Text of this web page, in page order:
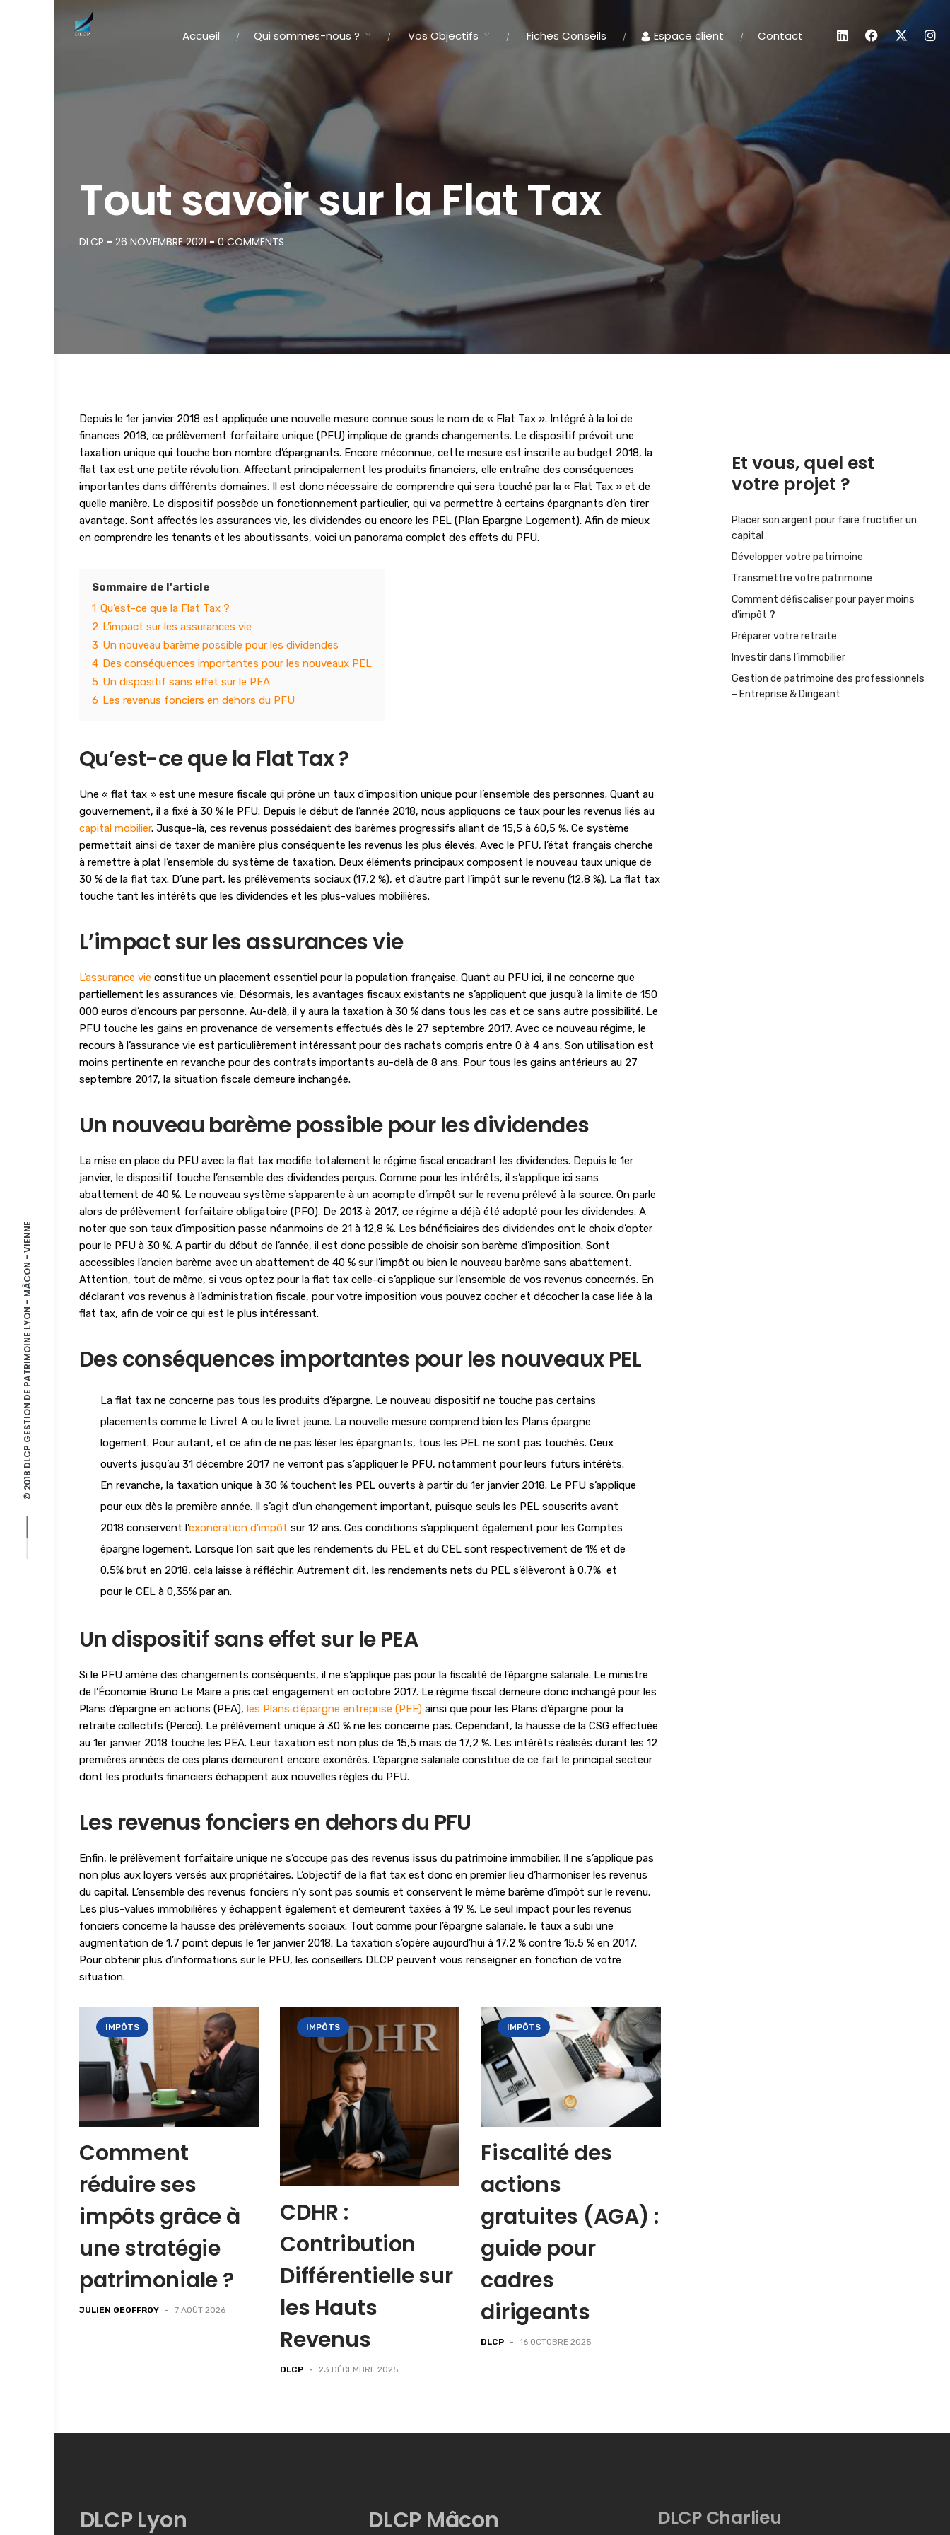
© 2018 DLCP GESTION DE PATRIMOINE LYON - MÂCON - VIENNE
Accueil Qui sommes-nous ? Vos Objectifs Fiches Conseils Espace client Contact
Tout savoir sur la Flat Tax
DLCP - 26 NOVEMBRE 2021-0 COMMENTS
Depuis le 1er janvier 2018 est appliquée une nouvelle mesure connue sous le nom de « Flat Tax ». Intégré à la loi de
finances 2018, ce prélèvement forfaitaire unique (PFU) implique de grands changements. Le dispositif prévoit une
taxation unique qui touche bon nombre d’épargnants. Encore méconnue, cette mesure est inscrite au budget 2018, la
flat tax est une petite révolution. Affectant principalement les produits financiers, elle entraîne des conséquences
importantes dans différents domaines. Il est donc nécessaire de comprendre qui sera touché par la « Flat Tax » et de
quelle manière. Le dispositif possède un fonctionnement particulier, qui va permettre à certains épargnants d’en tirer
avantage. Sont affectés les assurances vie, les dividendes ou encore les PEL (Plan Epargne Logement). Afin de mieux
en comprendre les tenants et les aboutissants, voici un panorama complet des effets du PFU.
Sommaire de l'article
1 Qu’est-ce que la Flat Tax ?
2 L’impact sur les assurances vie
3 Un nouveau barème possible pour les dividendes
4 Des conséquences importantes pour les nouveaux PEL
5 Un dispositif sans effet sur le PEA
6 Les revenus fonciers en dehors du PFU
Qu’est-ce que la Flat Tax ?
Une « flat tax » est une mesure fiscale qui prône un taux d’imposition unique pour l’ensemble des personnes. Quant au
gouvernement, il a fixé à 30 % le PFU. Depuis le début de l’année 2018, nous appliquons ce taux pour les revenus liés au
capital mobilier. Jusque-là, ces revenus possédaient des barèmes progressifs allant de 15,5 à 60,5 %. Ce système
permettait ainsi de taxer de manière plus conséquente les revenus les plus élevés. Avec le PFU, l’état français cherche
à remettre à plat l’ensemble du système de taxation. Deux éléments principaux composent le nouveau taux unique de
30 % de la flat tax. D’une part, les prélèvements sociaux (17,2 %), et d’autre part l’impôt sur le revenu (12,8 %). La flat tax
touche tant les intérêts que les dividendes et les plus-values mobilières.
L’impact sur les assurances vie
L’assurance vie constitue un placement essentiel pour la population française. Quant au PFU ici, il ne concerne que
partiellement les assurances vie. Désormais, les avantages fiscaux existants ne s’appliquent que jusqu’à la limite de 150
000 euros d’encours par personne. Au-delà, il y aura la taxation à 30 % dans tous les cas et ce sans autre possibilité. Le
PFU touche les gains en provenance de versements effectués dès le 27 septembre 2017. Avec ce nouveau régime, le
recours à l’assurance vie est particulièrement intéressant pour des rachats compris entre 0 à 4 ans. Son utilisation est
moins pertinente en revanche pour des contrats importants au-delà de 8 ans. Pour tous les gains antérieurs au 27
septembre 2017, la situation fiscale demeure inchangée.
Un nouveau barème possible pour les dividendes
La mise en place du PFU avec la flat tax modifie totalement le régime fiscal encadrant les dividendes. Depuis le 1er
janvier, le dispositif touche l’ensemble des dividendes perçus. Comme pour les intérêts, il s’applique ici sans
abattement de 40 %. Le nouveau système s’apparente à un acompte d’impôt sur le revenu prélevé à la source. On parle
alors de prélèvement forfaitaire obligatoire (PFO). De 2013 à 2017, ce régime a déjà été adopté pour les dividendes. A
noter que son taux d’imposition passe néanmoins de 21 à 12,8 %. Les bénéficiaires des dividendes ont le choix d’opter
pour le PFU à 30 %. A partir du début de l’année, il est donc possible de choisir son barème d’imposition. Sont
accessibles l’ancien barème avec un abattement de 40 % sur l’impôt ou bien le nouveau barème sans abattement.
Attention, tout de même, si vous optez pour la flat tax celle-ci s’applique sur l’ensemble de vos revenus concernés. En
déclarant vos revenus à l’administration fiscale, pour votre imposition vous pouvez cocher et décocher la case liée à la
flat tax, afin de voir ce qui est le plus intéressant.
Des conséquences importantes pour les nouveaux PEL
La flat tax ne concerne pas tous les produits d’épargne. Le nouveau dispositif ne touche pas certains
placements comme le Livret A ou le livret jeune. La nouvelle mesure comprend bien les Plans épargne
logement. Pour autant, et ce afin de ne pas léser les épargnants, tous les PEL ne sont pas touchés. Ceux
ouverts jusqu’au 31 décembre 2017 ne verront pas s’appliquer le PFU, notamment pour leurs futurs intérêts.
En revanche, la taxation unique à 30 % touchent les PEL ouverts à partir du 1er janvier 2018. Le PFU s’applique
pour eux dès la première année. Il s’agit d’un changement important, puisque seuls les PEL souscrits avant
2018 conservent l’exonération d’impôt sur 12 ans. Ces conditions s’appliquent également pour les Comptes
épargne logement. Lorsque l’on sait que les rendements du PEL et du CEL sont respectivement de 1% et de
0,5% brut en 2018, cela laisse à réfléchir. Autrement dit, les rendements nets du PEL s’élèveront à 0,7% et
pour le CEL à 0,35% par an.
Un dispositif sans effet sur le PEA
Si le PFU amène des changements conséquents, il ne s’applique pas pour la fiscalité de l’épargne salariale. Le ministre
de l’Économie Bruno Le Maire a pris cet engagement en octobre 2017. Le régime fiscal demeure donc inchangé pour les
Plans d’épargne en actions (PEA), les Plans d’épargne entreprise (PEE) ainsi que pour les Plans d’épargne pour la
retraite collectifs (Perco). Le prélèvement unique à 30 % ne les concerne pas. Cependant, la hausse de la CSG effectuée
au 1er janvier 2018 touche les PEA. Leur taxation est non plus de 15,5 mais de 17,2 %. Les intérêts réalisés durant les 12
premières années de ces plans demeurent encore exonérés. L’épargne salariale constitue de ce fait le principal secteur
dont les produits financiers échappent aux nouvelles règles du PFU.
Les revenus fonciers en dehors du PFU
Enfin, le prélèvement forfaitaire unique ne s’occupe pas des revenus issus du patrimoine immobilier. Il ne s’applique pas
non plus aux loyers versés aux propriétaires. L’objectif de la flat tax est donc en premier lieu d’harmoniser les revenus
du capital. L’ensemble des revenus fonciers n’y sont pas soumis et conservent le même barème d’impôt sur le revenu.
Les plus-values immobilières y échappent également et demeurent taxées à 19 %. Le seul impact pour les revenus
fonciers concerne la hausse des prélèvements sociaux. Tout comme pour l’épargne salariale, le taux a subi une
augmentation de 1,7 point depuis le 1er janvier 2018. La taxation s’opère aujourd’hui à 17,2 % contre 15,5 % en 2017.
Pour obtenir plus d’informations sur le PFU, les conseillers DLCP peuvent vous renseigner en fonction de votre
situation.
IMPÔTS
Comment
réduire ses
impôts grâce à
une stratégie
patrimoniale ?
JULIEN GEOFFROY - 7 AOÛT 2026
IMPÔTS
CDHR :
Contribution
Différentielle sur
les Hauts
Revenus
DLCP - 23 DÉCEMBRE 2025
IMPÔTS
Fiscalité des
actions
gratuites (AGA) :
guide pour
cadres
dirigeants
DLCP - 16 OCTOBRE 2025
Et vous, quel est
votre projet ?
Placer son argent pour faire fructifier un
capital
Développer votre patrimoine
Transmettre votre patrimoine
Comment défiscaliser pour payer moins
d’impôt ?
Préparer votre retraite
Investir dans l’immobilier
Gestion de patrimoine des professionnels
– Entreprise & Dirigeant
DLCP Lyon DLCP Mâcon DLCP Charlieu